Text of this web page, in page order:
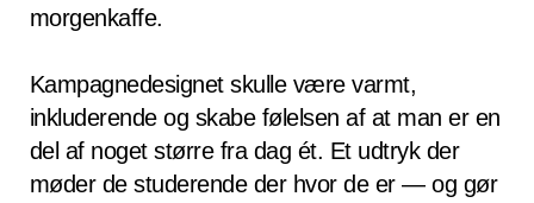
morgenkaffe.
Kampagnedesignet skulle være varmt,
inkluderende og skabe følelsen af at man er en
del af noget større fra dag ét. Et udtryk der
møder de studerende der hvor de er — og gør